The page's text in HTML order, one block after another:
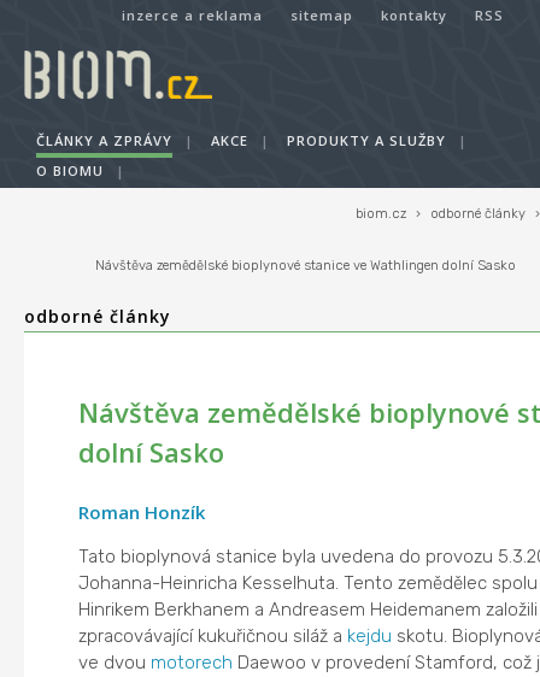
inzerce a reklama sitemap kontakty RSS
ČLÁNKY A ZPRÁVY | AKCE | PRODUKTY A SLUŽBY
|
O BIOMU
|
biom.cz › odborné články ›
Návštěva zemědělské bioplynové stanice ve Wathlingen dolní Sasko
odborné články
Návštěva zemědělské bioplynové
dolní Sasko
Roman Honzík
Tato bioplynová stanice byla uvedena do provozu
Johanna-Heinricha Kesselhuta. Tento zemědělec
Hinrikem Berkhanem a Andreasem Heidemanem
zpracovávající kukuřičnou siláž a kejdu skotu.
ve dvou motorech Daewoo v provedení Stamford,